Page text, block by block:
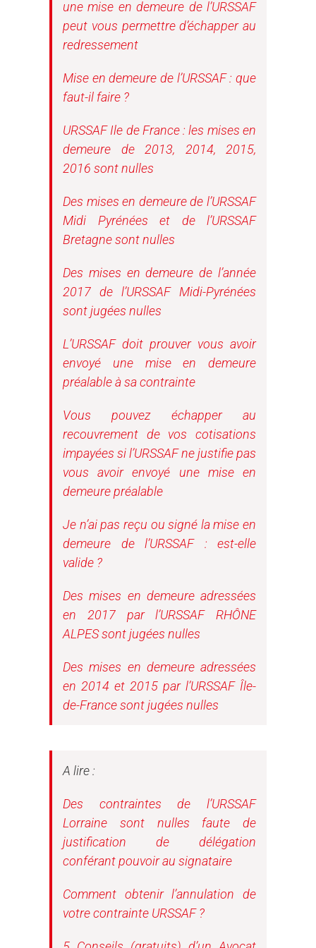
une mise en demeure de l’URSSAF
peut vous permettre d’échapper au
redressement
Mise en demeure de l’URSSAF : que
faut-il faire ?
URSSAF Ile de France : les mises en
demeure de 2013, 2014, 2015,
2016 sont nulles
Des mises en demeure de l’URSSAF
Midi Pyrénées et de l’URSSAF
Bretagne sont nulles
Des mises en demeure de l’année
2017 de l’URSSAF Midi-Pyrénées
sont jugées nulles
L’URSSAF doit prouver vous avoir
envoyé une mise en demeure
préalable à sa contrainte
Vous pouvez échapper au
recouvrement de vos cotisations
impayées si l’URSSAF ne justifie pas
vous avoir envoyé une mise en
demeure préalable
Je n’ai pas reçu ou signé la mise en
demeure de l’URSSAF : est-elle
valide ?
Des mises en demeure adressées
en 2017 par l’URSSAF RHÔNE
ALPES sont jugées nulles
Des mises en demeure adressées
en 2014 et 2015 par l’URSSAF Île-
de-France sont jugées nulles
A lire :
Des contraintes de l’URSSAF
Lorraine sont nulles faute de
justification de délégation
conférant pouvoir au signataire
Comment obtenir l’annulation de
votre contrainte URSSAF ?